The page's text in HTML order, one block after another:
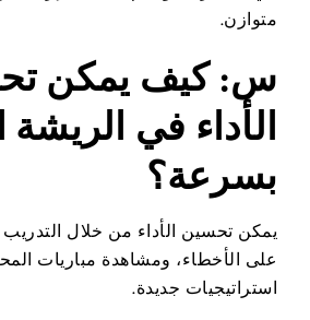
متوازن.
س: كيف يمكن
الأداء في الريشة
بسرعة؟
يمكن تحسين الأداء من خلال التدريب
على الأخطاء، ومشاهدة مباريات
استراتيجيات جديدة.